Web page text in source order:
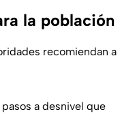
la población
recomiendan a
a desnivel que